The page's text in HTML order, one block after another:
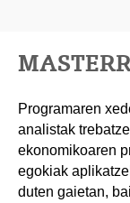
Programaren
analistak
ekonomikoaren
egokiak
duten gaietan,